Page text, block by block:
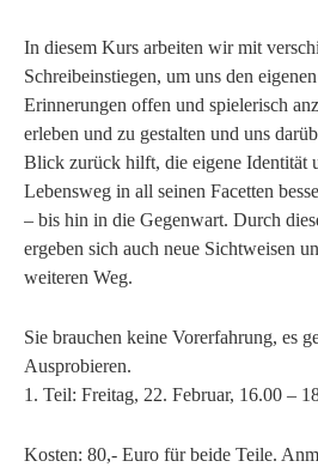
In diesem Kurs arbeiten wir mit
Schreibeinstiegen, um uns den
Erinnerungen offen und spielerisch
erleben und zu gestalten und uns
Blick zurück hilft, die eigene Identität
Lebensweg in all seinen Facetten
– bis hin in die Gegenwart. Durch
ergeben sich auch neue Sichtweisen
weiteren Weg.
Sie brauchen keine Vorerfahrung, es
Ausprobieren.
1. Teil: Freitag, 22. Februar, 16.00 –
Kosten: 80,- Euro für beide Teile.